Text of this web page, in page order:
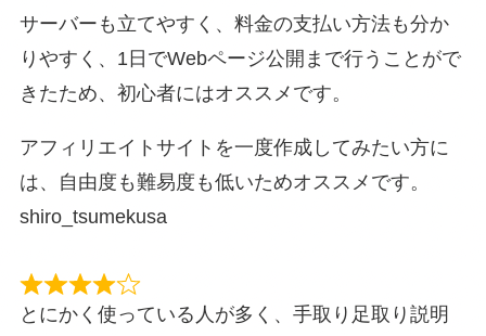
サーバーも立てやすく、料金の支払い方法も分か
りやすく、1日でWebページ公開まで行うことがで
きたため、初心者にはオススメです。
アフィリエイトサイトを一度作成してみたい方に
は、自由度も難易度も低いためオススメです。
shiro_tsumekusa
とにかく使っている人が多く、手取り足取り説明